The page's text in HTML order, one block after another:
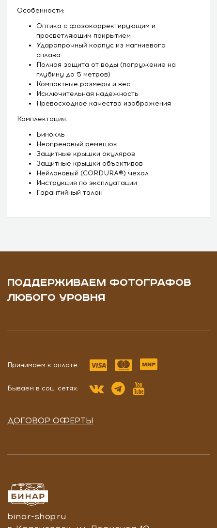
Особенности:
Оптика с фазокорректирующим и
просветляющим покрытием
Ударопрочный корпус из магниевого
сплава
Полная защита от воды (погружение на
глубину до 5 метров)
Компактные размеры и вес
Исключительная надежность
Превосходное качество изображения
Комплектация:
Бинокль
Неопреновый ремешок
Защитные крышки окуляров
Защитные крышки объективов
Нейлоновый (CORDURA®) чехол
Инструкция по эксплуатации
Гарантийный талон
ПОДДЕРЖИВАЕМ ФОТОГРАФОВ
ЛЮБОГО УРОВНЯ
Принимаем к оплате:
Бываем в соц. сетях:
ДОГОВОР ОФЕРТЫ
binar-shop.ru